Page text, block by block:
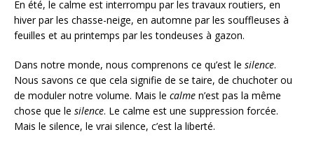
En été, le calme est interrompu par les travaux routiers, en
hiver par les chasse-neige, en automne par les souffleuses à
feuilles et au printemps par les tondeuses à gazon.
Dans notre monde, nous comprenons ce qu’est le silence.
Nous savons ce que cela signifie de se taire, de chuchoter ou
de moduler notre volume. Mais le calme n’est pas la même
chose que le silence. Le calme est une suppression forcée.
Mais le silence, le vrai silence, c’est la liberté.